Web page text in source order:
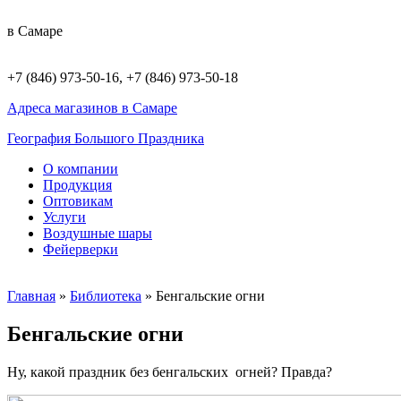
в Самаре
+7 (846) 973-50-16, +7 (846) 973-50-18
Адреса магазинов в Самаре
География Большого Праздника
О компании
Продукция
Оптовикам
Услуги
Воздушные шары
Фейерверки
Главная » Библиотека » Бенгальские огни
Бенгальские огни
Ну, какой праздник без бенгальских огней? Правда?